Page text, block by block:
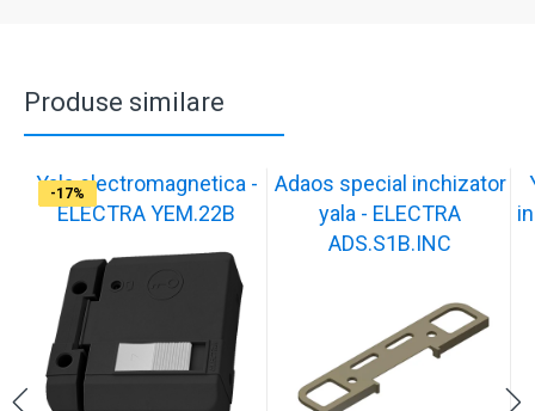
Produse similare
-17%
Yala electromagnetica -
ELECTRA YEM.22B
-17%
Adaos special inchizator
yala - ELECTRA
ADS.S1B.INC
-17%
-17%
-17%
-17%
-17%
-17%
-17%
-17%